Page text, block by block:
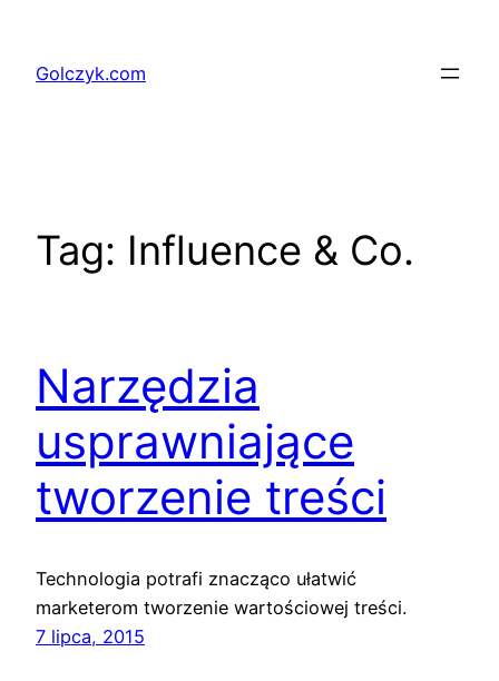
treściGolczyk.com
Tag: Influence & Co.
Narzędzia
usprawniające
tworzenie treści
Technologia potrafi znacząco ułatwić
marketerom tworzenie wartościowej treści.
7 lipca, 2015